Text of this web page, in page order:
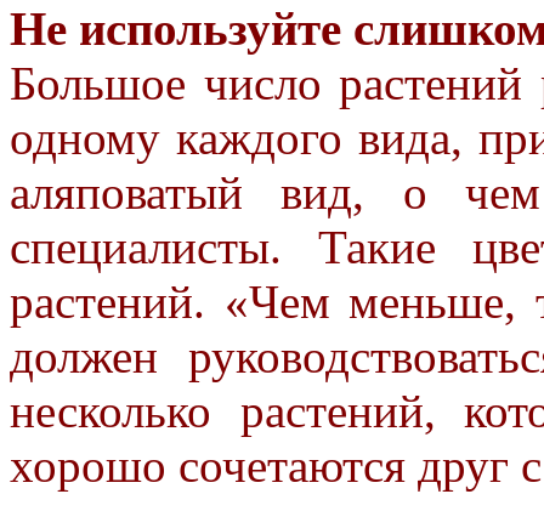
Не используйте
Большое число
одному каждого вида,
аляповатый вид, о
специалисты. Такие
растений. «Чем меньше,
должен
несколько растений,
хорошо сочетаются друг